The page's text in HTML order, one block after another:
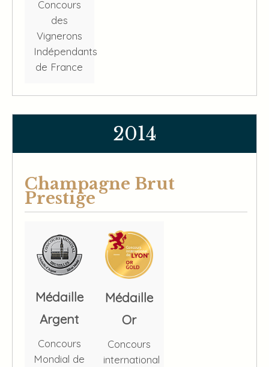
Concours
des
Vignerons
Indépendants
de France
2014
Champagne Brut
Prestige
Médaille
Argent
Concours
Mondial de
Médaille
Or
Concours
international